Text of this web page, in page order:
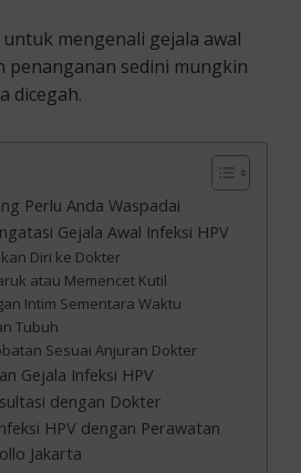
mengenali gejala awal
penanganan sedini mungkin
dicegah.
Perlu Anda Waspadai
Gejala Awal Infeksi HPV
Diri ke Dokter
atau Memencet Kutil
Intim Sementara Waktu
Tubuh
Sesuai Anjuran Dokter
Gejala Infeksi HPV
dengan Dokter
HPV dengan Perawatan
Jakarta